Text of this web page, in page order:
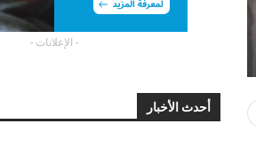
- الإعلانات -
أحدث الأخبار